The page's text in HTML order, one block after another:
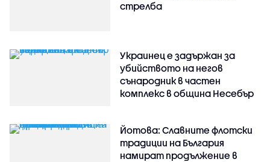
стрелба
Украинец е задържан за
убийството на негов
сънародник в частен
комплекс в община Несебър
Йотова: Славните флотски
традиции на България
намират продължение в